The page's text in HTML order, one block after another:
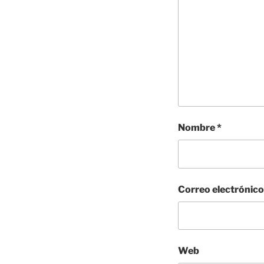
Nombre*
Correo
Web